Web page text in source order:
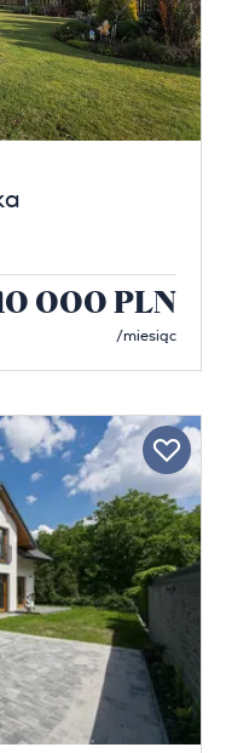
000 PLN
/miesiąc